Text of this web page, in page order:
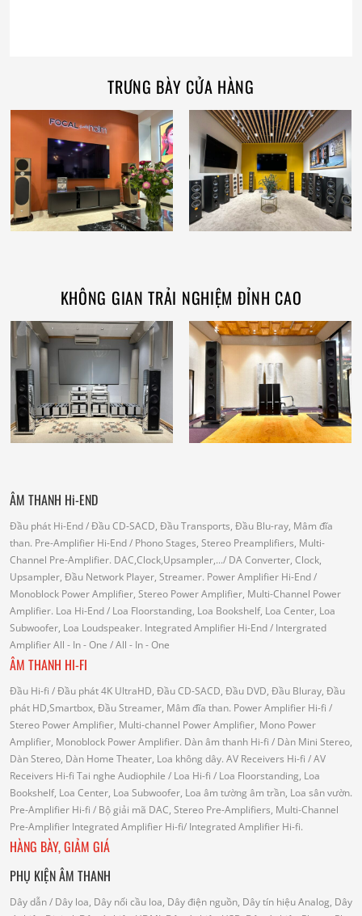
TRƯNG BÀY CỬA HÀNG
KHÔNG GIAN TRẢI NGHIỆM ĐỈNH CAO
ÂM THANH Hi-END
Đầu phát Hi-End/ Đầu CD-SACD, Đầu Transports, Đầu Blu-ray, Mâm đĩa
than. Pre-Amplifier Hi-End/ Phono Stages, Stereo Preamplifiers, Multi-
Channel Pre-Amplifier. DAC,Clock,Upsampler,.../ DA Converter, Clock,
Upsampler, Đầu Network Player, Streamer. Power Amplifier Hi-End/
Monoblock Power Amplifier, Stereo Power Amplifier, Multi-Channel Power
Amplifier. Loa Hi-End/ Loa Floorstanding, Loa Bookshelf, Loa Center, Loa
Subwoofer, Loa Loudspeaker. Integrated Amplifier Hi-End/ Intergrated
AmplifierAll - In - One / All - In - One
ÂM THANH HI-FI
Đầu Hi-fi / Đầu phát 4K UltraHD, Đầu CD-SACD, Đầu DVD, Đầu Bluray, Đầu
phát HD,Smartbox, Đầu Streamer, Mâm đĩa than. Power Amplifier Hi-fi /
Stereo Power Amplifier, Multi-channel Power Amplifier, Mono Power
Amplifier, Monoblock Power Amplifier. Dàn âm thanh Hi-fi / Dàn Mini Stereo,
Dàn Stereo, Dàn Home Theater, Loa không dây. AV Receivers Hi-fi / AV
Receivers Hi-fi Tai nghe Audiophile / Loa Hi-fi / Loa Floorstanding, Loa
Bookshelf, Loa Center, Loa Subwoofer, Loa âm tường âm trần, Loa sân vườn.
Pre-Amplifier Hi-fi / Bộ giải mã DAC, Stereo Pre-Amplifiers, Multi-Channel
Pre-Amplifier Integrated Amplifier Hi-fi/ Integrated Amplifier Hi-fi.
HÀNG BÀY, GIẢM GIÁ
PHỤ KIỆN ÂM THANH
Dây dẫn/ Dây loa, Dây nối cầu loa, Dây điện nguồn, Dây tín hiệu Analog, Dây